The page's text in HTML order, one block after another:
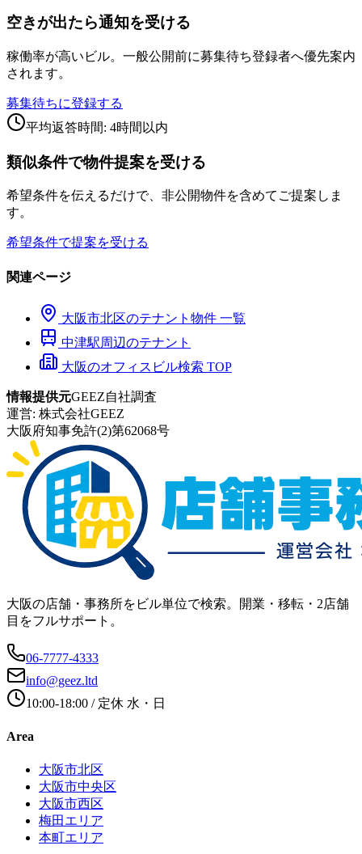
空きが出たら通知を受ける
稼働率が高いビル。一般公開前に募集待ち登録者へ優先案内
されます。
募集待ちに登録する
平均返答時間: 4時間以内
類似条件で物件提案を受ける
希望条件を伝えるだけで、非公開物件を含めてご提案しま
す。
希望条件で提案を受ける
関連ページ
大阪市北区のテナント物件 一覧
中津駅周辺のテナント
大阪のオフィスビル検索 TOP
情報提供元GEEZ自社調査
運営: 株式会社GEEZ
大阪府知事免許(2)第62068号
大阪の店舗・事務所をビル単位で検索。開業・移転・2店舗
目をフルサポート。
06-7777-4333
info@geez.ltd
10:00-18:00 / 定休 水・日
Area
大阪市北区
大阪市中央区
大阪市西区
梅田エリア
本町エリア